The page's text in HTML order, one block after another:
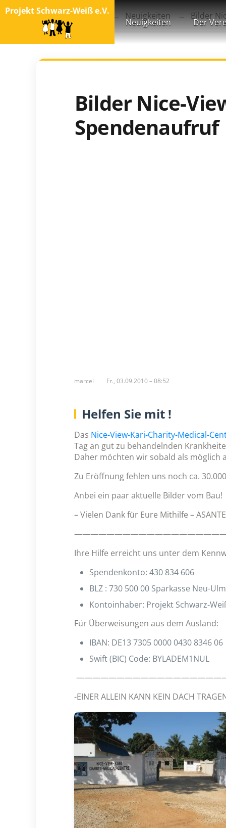
Projekt Schwarz-Weiß e.V.
Neuigkeiten
Der
Startseite Blog Neuigkeiten Bilder
Bilder Nice-
Spendenaufruf
marcel Fr., 03.09.2010 – 08:52
Helfen Sie mit !
Das Nice-View-Kari-Charity-Medical-
Tag an gut zu behandelnden
Daher möchten wir sobald als möglich
Zu Eröffnung fehlen uns noch ca.
Anbei ein paar aktuelle Bilder vom Bau!
– Vielen Dank für Eure Mithilfe –
Ihre Hilfe erreicht uns unter dem
Spendenkonto: 430 834 606
BLZ : 730 500 00 Sparkasse Neu-Ulm
Kontoinhaber: Projekt Schwarz-
Für Überweisungen aus dem Ausland:
IBAN: DE13 7305 0000 0430 8346 06
Swift (BIC) Code: BYLADEM1NUL
-EINER ALLEIN KANN KEIN DACH